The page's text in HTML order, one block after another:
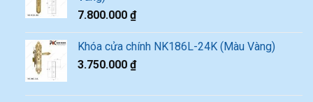
7.800.000 ₫
Khóa cửa chính NK186L-24K (Màu Vàng)
3.750.000 ₫